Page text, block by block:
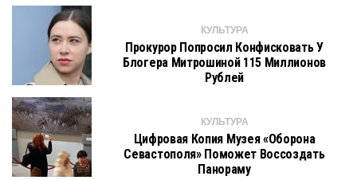
КУЛЬТУРА
Прокурор Попросил Конфисковать У
Блогера Митрошиной 115 Миллионов
Рублей
КУЛЬТУРА
Цифровая Копия Музея «Оборона
Севастополя» Поможет Воссоздать
Панораму